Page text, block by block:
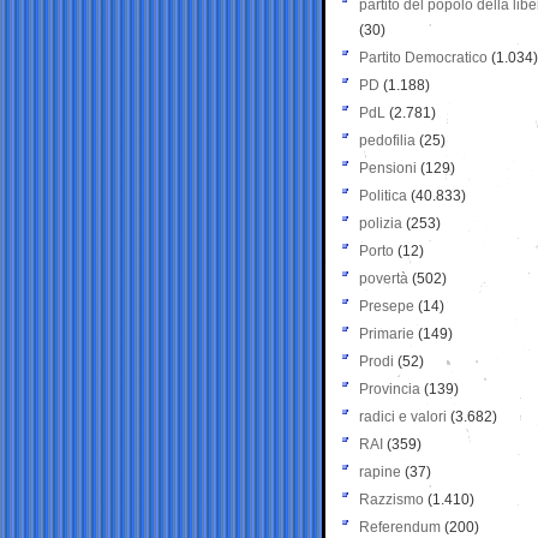
partito del popolo della
(30)
Partito Democratico (1.034)
PD (1.188)
PdL (2.781)
pedofilia (25)
Pensioni (129)
Politica (40.833)
polizia (253)
Porto (12)
povertà (502)
Presepe (14)
Primarie (149)
Prodi (52)
Provincia (139)
radici e valori (3.682)
RAI (359)
rapine (37)
Razzismo (1.410)
Referendum (200)